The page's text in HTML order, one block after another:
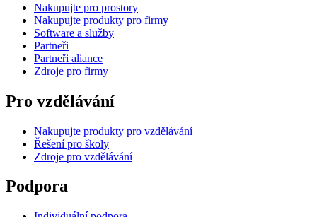
Nakupujte pro prostory
Nakupujte produkty pro firmy
Software a služby
Partneři
Partneři aliance
Zdroje pro firmy
Pro vzdělávání
Nakupujte produkty pro vzdělávání
Řešení pro školy
Zdroje pro vzdělávání
Podpora